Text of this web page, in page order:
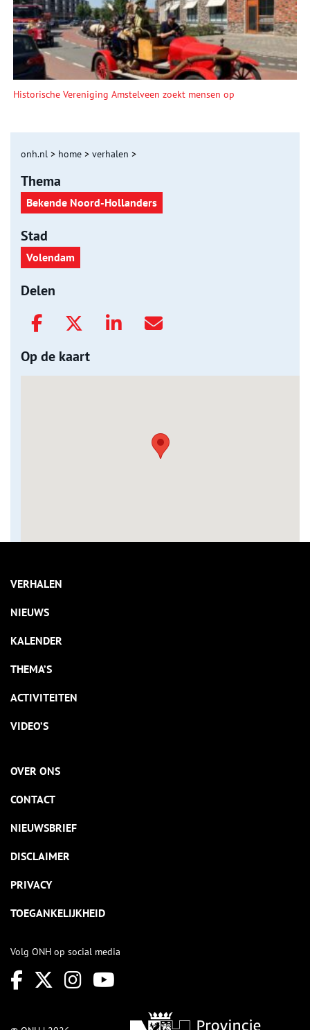
Historische Vereniging Amstelveen zoekt mensen op
onh.nl > home > verhalen >
Thema
Bekende Noord-Hollanders
Stad
Volendam
Delen
Op de kaart
VERHALEN
NIEUWS
KALENDER
THEMA’S
ACTIVITEITEN
VIDEO’S
OVER ONS
CONTACT
NIEUWSBRIEF
DISCLAIMER
PRIVACY
TOEGANKELIJKHEID
Volg ONH op social media